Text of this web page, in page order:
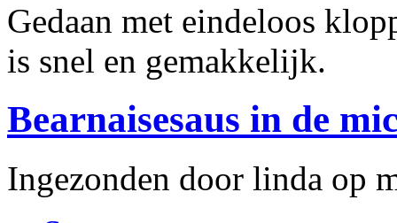
Gedaan met eindeloos
is snel en gemakkelijk.
Bearnaisesaus in de
Ingezonden door linda op